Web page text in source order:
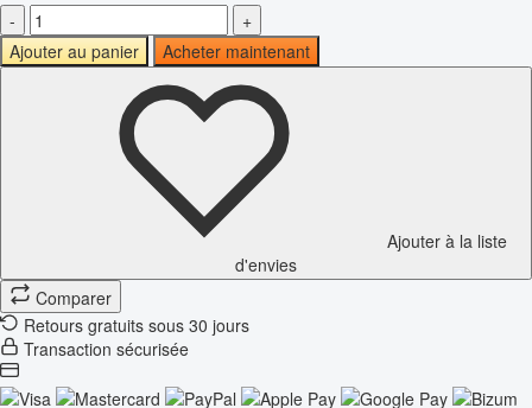
-
+
Ajouter au panier
Acheter maintenant
Ajouter à la liste
d'envies
Comparer
Retours gratuits sous 30 jours
Transaction sécurisée